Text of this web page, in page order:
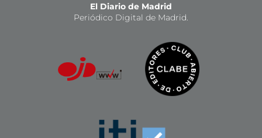
El Diario de Madrid
Periódico Digital de Madrid.